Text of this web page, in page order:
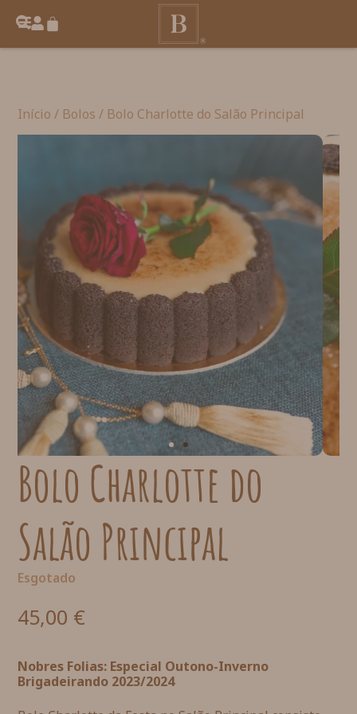
Início / Bolos / Bolo Charlotte do Salão Principal
Bolo Charlotte do
Salão Principal
45,00 €
Nobres Folias: Especial Outono-Inverno
Brigadeirando 2023/2024
Esgotado